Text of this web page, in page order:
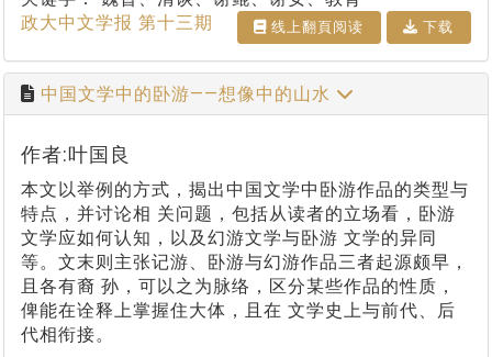
政大中文学报 第十三期
线上翻⾴阅读 下载
中国文学中的卧游——想像中的山水
作者:叶国良
本文以举例的方式，揭出中国文学中卧游作品的类型与
特点，并讨论相 关问题，包括从读者的立场看，卧游
文学应如何认知，以及幻游文学与卧游 文学的异同
等。文末则主张记游、卧游与幻游作品三者起源颇早，
且各有裔 孙，可以之为脉络，区分某些作品的性质，
俾能在诠释上掌握住大体，且在 文学史上与前代、后
代相衔接。